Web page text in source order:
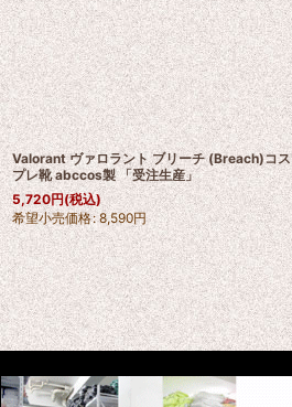
Valorant ヴァロラント ブリーチ (Breach)コス
プレ靴 abccos製 「受注生産」
5,720円(税込)
希望小売価格: 8,590円